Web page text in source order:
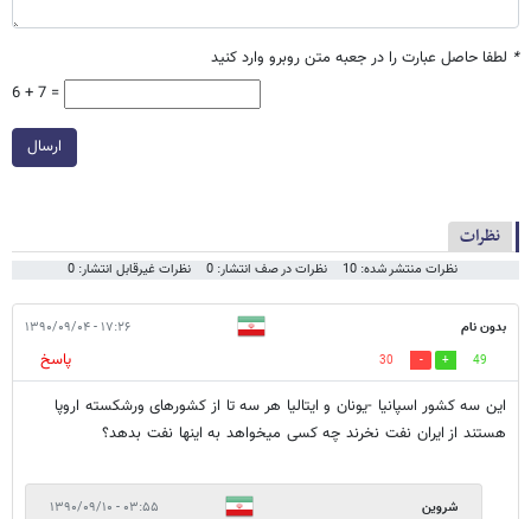
* لطفا حاصل عبارت را در جعبه متن روبرو وارد کنید
6 + 7 =
ارسال
نظرات
نظرات منتشر شده: 10 نظرات در صف انتشار: 0 نظرات غیرقابل انتشار: 0
بدون نام ۱۷:۲۶ - ۱۳۹۰/۰۹/۰۴
49
30
پاسخ
این سه کشور اسپانیا -یونان و ایتالیا هر سه تا از کشورهای ورشکسته اروپا
هستند از ایران نفت نخرند چه کسی میخواهد به اینها نفت بدهد؟
شروین ۰۳:۵۵ - ۱۳۹۰/۰۹/۱۰